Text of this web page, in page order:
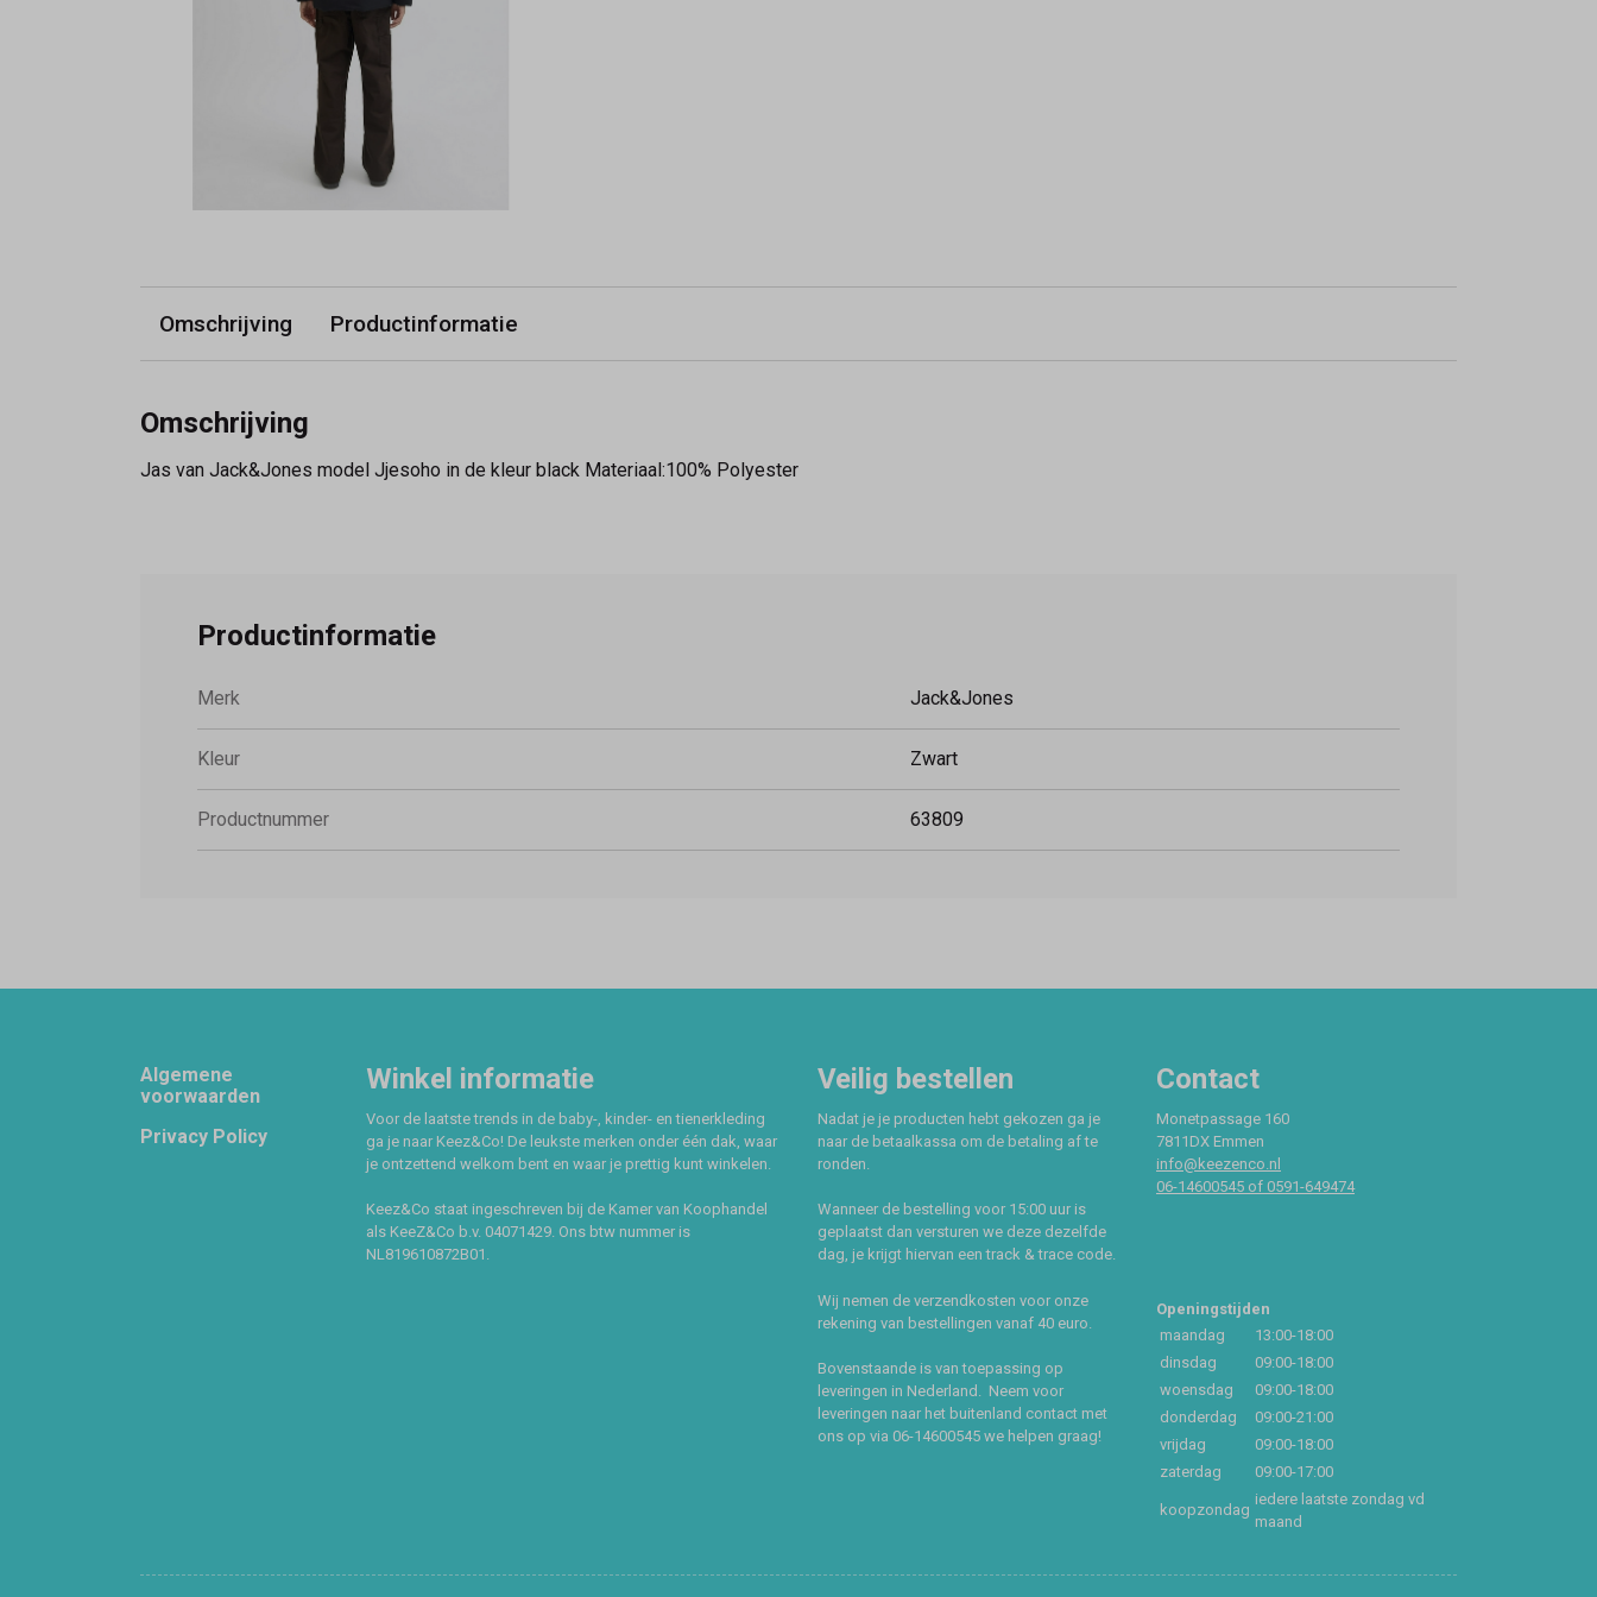
Omschrijving Productinformatie
Omschrijving
Jas van Jack&Jones model Jjesoho in de kleur black Materiaal:100% Polyester
Productinformatie
Merk Jack&Jones
Kleur Zwart
Productnummer 63809
Footer
Algemene
voorwaarden
Privacy Policy
Winkel informatie
Voor de laatste trends in de baby-, kinder- en tienerkleding
ga je naar Keez&Co! De leukste merken onder één dak, waar
je ontzettend welkom bent en waar je prettig kunt winkelen.
Keez&Co staat ingeschreven bij de Kamer van Koophandel
als KeeZ&Co b.v. 04071429. Ons btw nummer is
NL819610872B01.
Veilig bestellen
Nadat je je producten hebt gekozen ga je
naar de betaalkassa om de betaling af te
ronden.
Wanneer de bestelling voor 15:00 uur is
geplaatst dan versturen we deze dezelfde
dag, je krijgt hiervan een track & trace code.
Wij nemen de verzendkosten voor onze
rekening van bestellingen vanaf 40 euro.
Bovenstaande is van toepassing op
leveringen in Nederland. Neem voor
leveringen naar het buitenland contact met
ons op via 06-14600545 we helpen graag!
Contact
Monetpassage 160
7811DX Emmen
info@keezenco.nl
06-14600545 of 0591-649474
Openingstijden
maandag
13:00-18:00
dinsdag
09:00-18:00
woensdag
09:00-18:00
donderdag
09:00-21:00
vrijdag
09:00-18:00
zaterdag
09:00-17:00
koopzondag
iedere laatste zondag vd
maand